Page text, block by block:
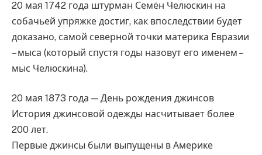
20 мая 1742 года штурман Семён Челюскин на
собачьей упряжке достиг, как впоследствии будет
доказано, самой северной точки материка Евразии
– мыса (который спустя годы назовут его именем –
мыс Челюскина).
20 мая 1873 года — День рождения джинсов
История джинсовой одежды насчитывает более
200 лет.
Первые джинсы были выпущены в Америке